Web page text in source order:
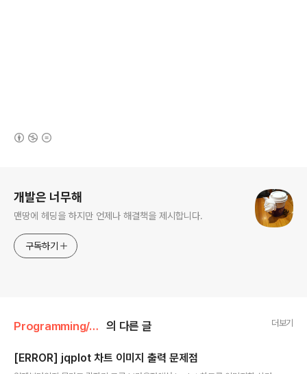
개발은 너무해
맨땅에 헤딩을 하지만 언제나 해결책을 제시합니다.
구독하기
Programming/JavaScript 의 다른 글 더보기
[ERROR] jqplot 차트 이미지 출력 문제점